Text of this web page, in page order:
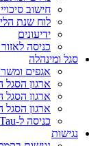
חישוב
לוח שנת
ידיעונים
כניסה
סגל ומינהלה
אגפים
ארגון הסגל
ארגון
ארגון
כניסה ל-My Tau
נגישות